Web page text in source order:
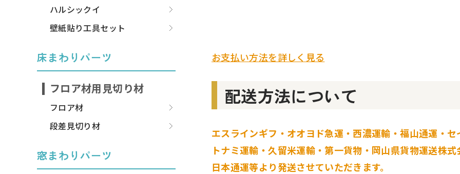
お支払い方法を詳しく見る
配送方法について
エスラインギフ・オオヨド急運・西濃運輸・福山通運・
トナミ運輸・久留米運輸・第一貨物・岡山県貨物運送株
日本通運等より発送させていただきます。
ハルシックイ
壁紙貼り工具セット
床まわりパーツ
フロア材用見切り材
フロア材
段差見切り材
窓まわりパーツ